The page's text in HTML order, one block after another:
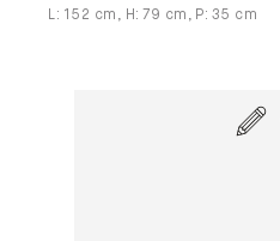
L : 152 cm H:79 cm P: 35 cm